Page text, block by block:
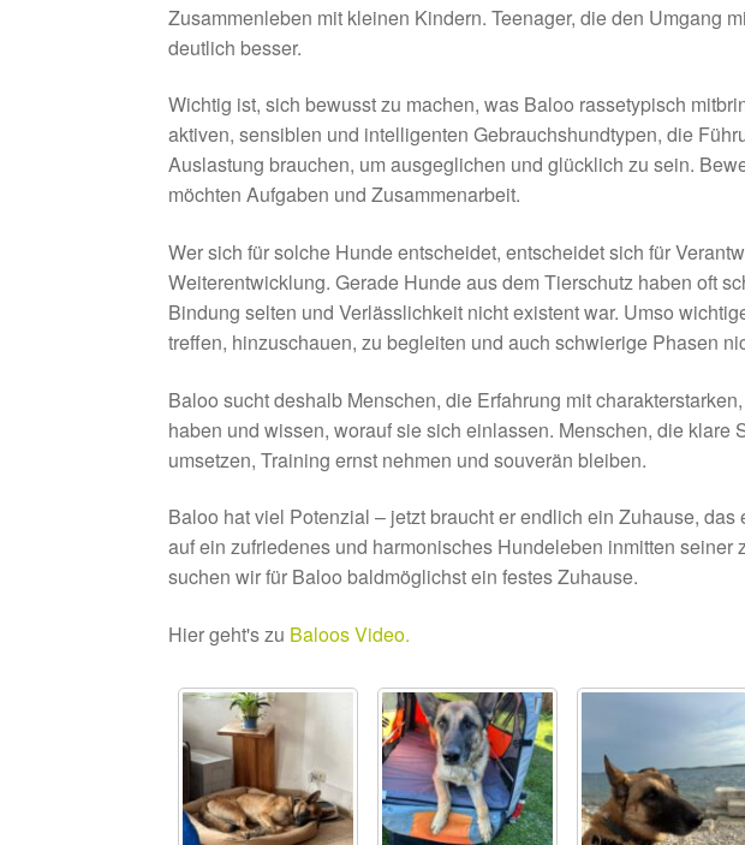
Zusammenleben mit kleinen Kindern. Teenager, die den Umgang
deutlich besser.
Wichtig ist, sich bewusst zu machen, was Baloo rassetypisch
aktiven, sensiblen und intelligenten Gebrauchshundtypen, die
Auslastung brauchen, um ausgeglichen und glücklich zu sein.
möchten Aufgaben und Zusammenarbeit.
Wer sich für solche Hunde entscheidet, entscheidet sich für
Weiterentwicklung. Gerade Hunde aus dem Tierschutz haben oft
Bindung selten und Verlässlichkeit nicht existent war. Umso
treffen, hinzuschauen, zu begleiten und auch schwierige Phasen
Baloo sucht deshalb Menschen, die Erfahrung mit
haben und wissen, worauf sie sich einlassen. Menschen, die klare
umsetzen, Training ernst nehmen und souverän bleiben.
Baloo hat viel Potenzial – jetzt braucht er endlich ein Zuhause,
auf ein zufriedenes und harmonisches Hundeleben inmitten
suchen wir für Baloo baldmöglichst ein festes Zuhause.
Hier geht's zu Baloos Video.